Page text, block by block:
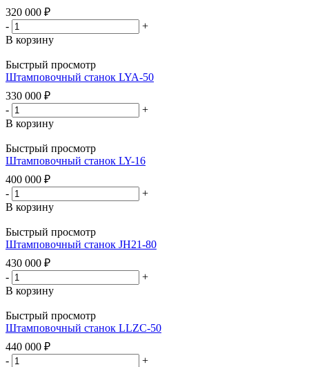
320 000 ₽
-
+
В корзину
Быстрый просмотр
Штамповочный станок LYA-50
330 000 ₽
-
+
В корзину
Быстрый просмотр
Штамповочный станок LY-16
400 000 ₽
-
+
В корзину
Быстрый просмотр
Штамповочный станок JH21-80
430 000 ₽
-
+
В корзину
Быстрый просмотр
Штамповочный станок LLZC-50
440 000 ₽
-
+